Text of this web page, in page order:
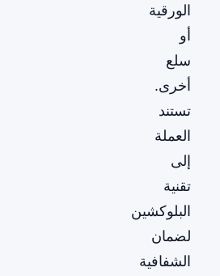
الورقية
أو
سلع
أخرى.
تستند
العملة
إلى
تقنية
البلوكشين
لضمان
الشفافية